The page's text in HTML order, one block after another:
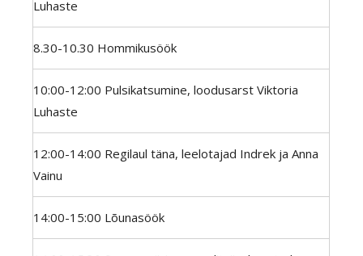
Luhaste
8.30-10.30 Hommikusöök
10:00-12:00 Pulsikatsumine, loodusarst Viktoria
Luhaste
12:00-14:00 Regilaul täna, leelotajad Indrek ja Anna
Vainu
14:00-15:00 Lõunasöök